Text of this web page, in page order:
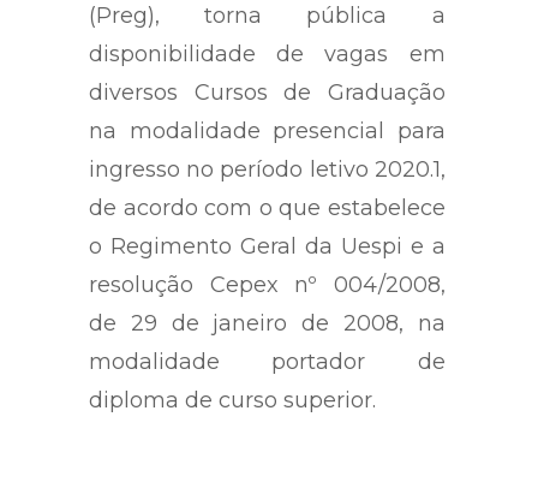
(Preg), torna pública a
disponibilidade de vagas em
diversos Cursos de Graduação
na modalidade presencial para
ingresso no período letivo 2020.1,
de acordo com o que estabelece
o Regimento Geral da Uespi e a
resolução Cepex nº 004/2008,
de 29 de janeiro de 2008, na
modalidade portador de
diploma de curso superior.